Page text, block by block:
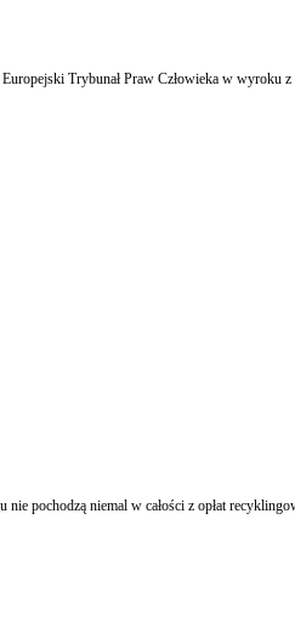
Trybunał Praw Człowieka w wyroku
pochodzą niemal w całości z opłat